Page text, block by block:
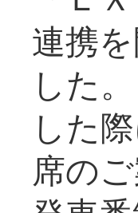
連携
した
した
席の